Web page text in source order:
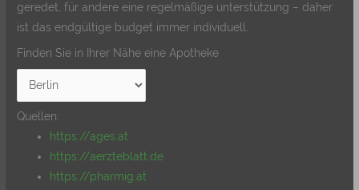
geredet, für andere eine regelmäßige unterstützung – daher
ist das endgültige budget immer individuell.
Finden Sie in Ihrer Nähe eine Apotheke
Quellen:
https://ages.at
https://aerzteblatt.de
https://pharmig.at